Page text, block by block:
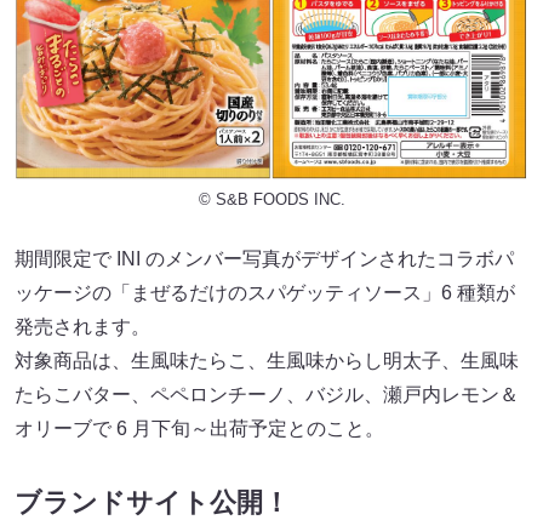
© S&B FOODS INC.
期間限定で INI のメンバー写真がデザインされたコラボパ
ッケージの「まぜるだけのスパゲッティソース」6 種類が
発売されます。
対象商品は、生風味たらこ、生風味からし明太子、生風味
たらこバター、ペペロンチーノ、バジル、瀬戸内レモン＆
オリーブで 6 月下旬～出荷予定とのこと。
ブランドサイト公開！